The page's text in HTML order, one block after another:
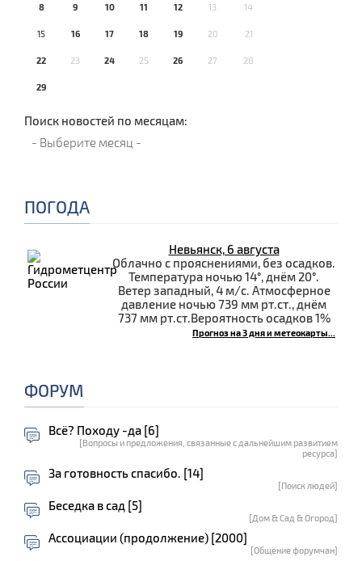
8 9 10 11 12 13 14
15 16 17 18 19 20 21
22 23 24 25 26 27 28
29
Поиск новостей по месяцам:
ПОГОДА
Невьянск, 6 августа
Облачно с прояснениями, без осадков.
Температура ночью 14°, днём 20°.
Ветер западный, 4 м/с. Атмосферное
давление ночью 739 мм рт.ст., днём
737 мм рт.ст.Вероятность осадков 1%
Прогноз на 3 дня и метеокарты...
ФОРУМ
Всё? Походу -да [6]
[Вопросы и предложения, связанные с дальнейшим развитием
ресурса]
За готовность спасибо. [14]
[Поиск людей]
Беседка в сад [5]
[Дом & Сад & Огород]
Ассоциации (продолжение) [2000]
[Общение форумчан]